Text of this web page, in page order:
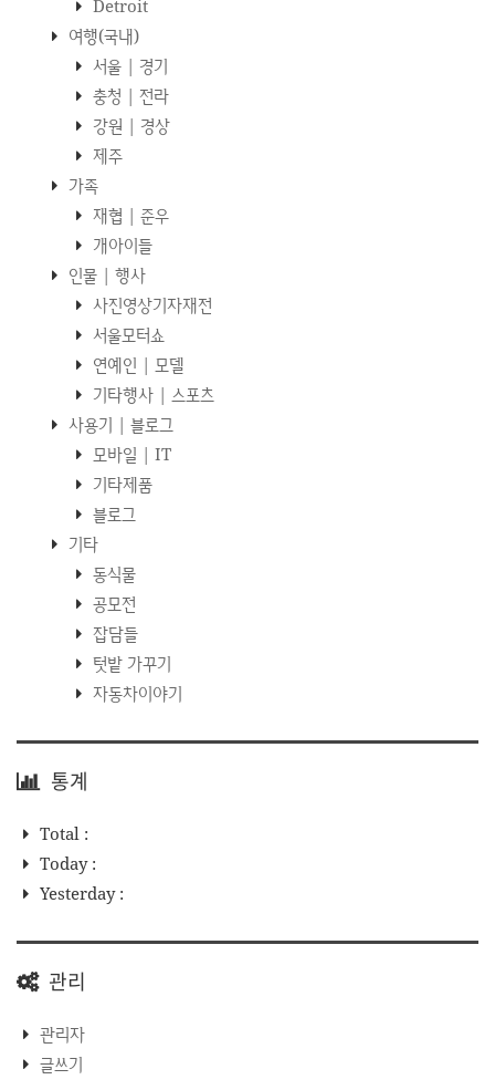
Detroit
여행(국내)
서울 | 경기
충청 | 전라
강원 | 경상
제주
가족
재협 | 준우
개아이들
인물 | 행사
사진영상기자재전
서울모터쇼
연예인 | 모델
기타행사 | 스포츠
사용기 | 블로그
모바일 | IT
기타제품
블로그
기타
동식물
공모전
잡담들
텃밭 가꾸기
자동차이야기
통계
Total :
Today :
Yesterday :
관리
관리자
글쓰기